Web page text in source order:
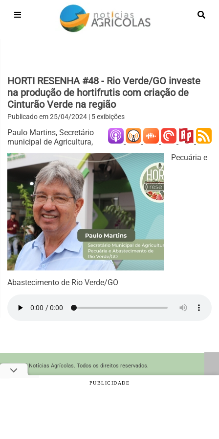
HORTI RESENHA #48 - Rio Verde/GO investe
na produção de hortifrutis com criação de
Cinturão Verde na região
Publicado em25/04/2024 | 5 exibições
Paulo Martins, Secretário
municipal de Agricultura,
Pecuária e
Abastecimento de Rio Verde/GO
© 2026 Notícias Agrícolas. Todos os direitos reservados.
PUBLICIDADE